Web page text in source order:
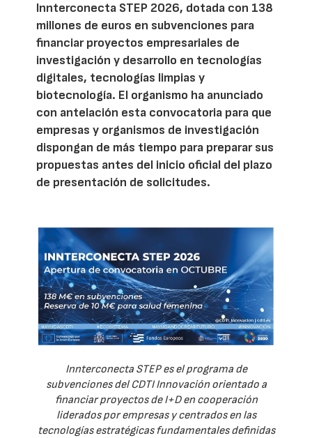
Innterconecta STEP 2026, dotada con 138
millones de euros en subvenciones para
financiar proyectos empresariales de
investigación y desarrollo en tecnologías
digitales, tecnologías limpias y
biotecnología. El organismo ha anunciado
con antelación esta convocatoria para que
empresas y organismos de investigación
dispongan de más tiempo para preparar sus
propuestas antes del inicio oficial del plazo
de presentación de solicitudes.
Innterconecta STEP es el programa de
subvenciones del CDTI Innovación orientado a
financiar proyectos de I+D en cooperación
liderados por empresas y centrados en las
tecnologías estratégicas fundamentales definidas